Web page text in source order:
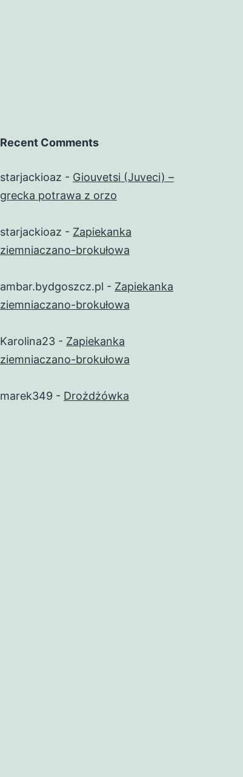
Recent Comments
starjackioaz - Giouvetsi (Juveci) –
grecka potrawa z orzo
starjackioaz - Zapiekanka
ziemniaczano-brokułowa
ambar.bydgoszcz.pl - Zapiekanka
ziemniaczano-brokułowa
Karolina23 - Zapiekanka
ziemniaczano-brokułowa
marek349 - Drożdżówka